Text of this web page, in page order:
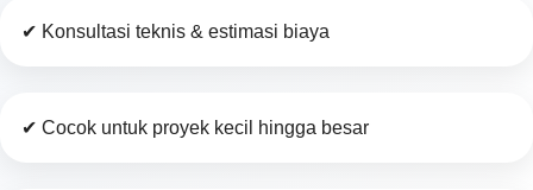
✔ Konsultasi teknis & estimasi biaya
✔ Cocok untuk proyek kecil hingga besar